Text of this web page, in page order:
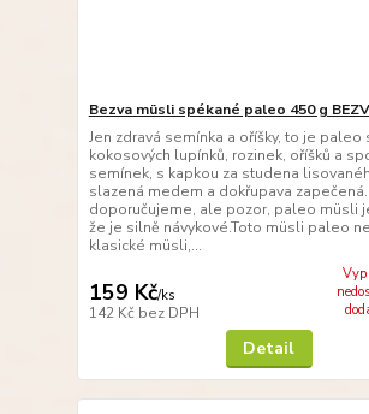
Bezva müsli spékané paleo 450 g
Jen zdravá semínka a oříšky, to je paleo
kokosových lupínků, rozinek, oříšků a
semínek, s kapkou za studena
slazená medem a dokřupava
doporučujeme, ale pozor, paleo müsli
že je silně návykové.Toto müsli paleo
klasické müsli,...
159 Kč/ks
142 Kč bez DPH
Detail